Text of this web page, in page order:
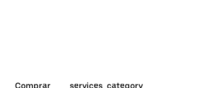
Comprar services_category